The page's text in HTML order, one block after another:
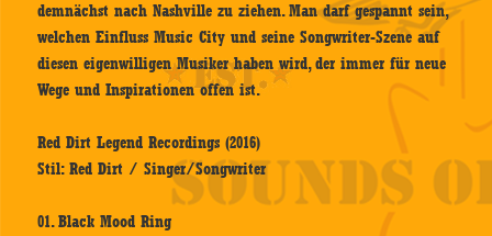
demnächst nach Nashville zu ziehen. Man darf gespannt sein,
welchen Einfluss Music City und seine Songwriter-Szene auf
diesen eigenwilligen Musiker haben wird, der immer für neue
Wege und Inspirationen offen ist.
Red Dirt Legend Recordings (2016)
Stil: Red Dirt / Singer/Songwriter
01. Black Mood Ring